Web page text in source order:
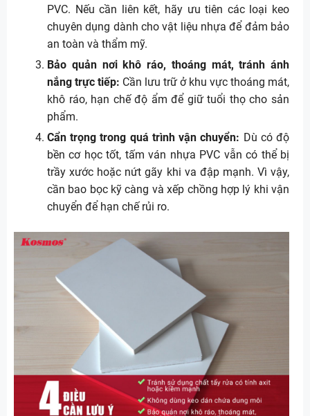
PVC. Nếu cần liên kết, hãy ưu tiên các loại keo
chuyên dụng dành cho vật liệu nhựa để đảm bảo
an toàn và thẩm mỹ.
Bảo quản nơi khô ráo, thoáng mát, tránh ánh
nắng trực tiếp: Cần lưu trữ ở khu vực thoáng mát,
khô ráo, hạn chế độ ẩm để giữ tuổi thọ cho sản
phẩm.
Cẩn trọng trong quá trình vận chuyển: Dù có độ
bền cơ học tốt, tấm ván nhựa PVC vẫn có thể bị
trầy xước hoặc nứt gãy khi va đập mạnh. Vì vậy,
cần bao bọc kỹ càng và xếp chồng hợp lý khi vận
chuyển để hạn chế rủi ro.